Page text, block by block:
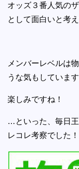
オッズ３番人気の
として面白いと考
メンバーレベルは
うな気もしています
楽しみですね！
…といった、毎日
レコレ考察でした！